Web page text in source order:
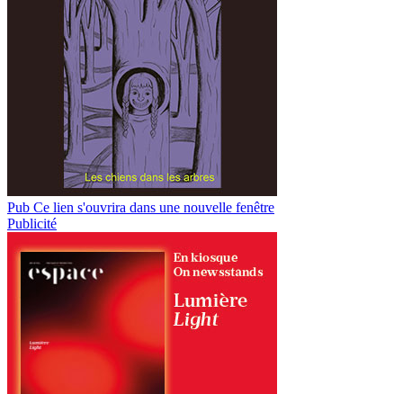
Pub Ce lien s'ouvrira dans une nouvelle fenêtre
Publicité